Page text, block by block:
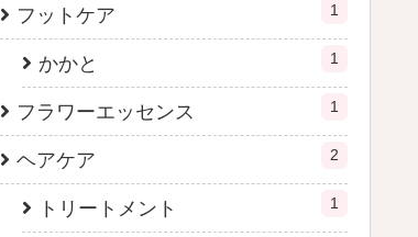
フットケア 1
かかと 1
フラワーエッセンス 1
ヘアケア 2
トリートメント 1